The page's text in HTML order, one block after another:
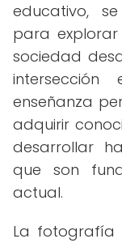
educativo,
para
sociedad
enseñanza
adquirir
desarrollar
que son
actual.
La fotografía